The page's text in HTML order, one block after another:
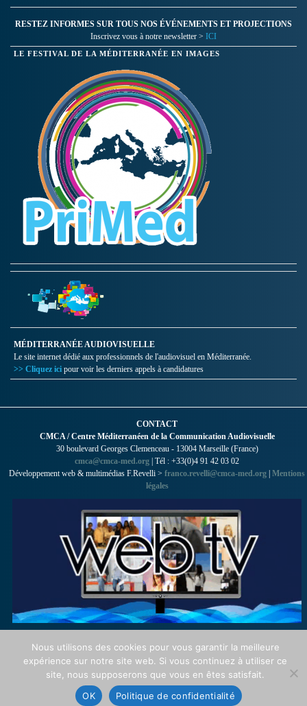
RESTEZ INFORMES SUR TOUS NOS ÉVÉNEMENTS ET PROJECTIONS
Inscrivez vous à notre newsletter > ICI
LE FESTIVAL DE LA MÉDITERRANÉE EN IMAGES
MÉDITERRANÉE AUDIOVISUELLE
Le site internet dédié aux professionnels de l'audiovisuel en Méditerranée.
>> Cliquez ici pour voir les derniers appels à candidatures
CONTACT
CMCA / Centre Méditerranéen de la Communication Audiovisuelle
30 boulevard Georges Clemenceau - 13004 Marseille (France)
cmca@cmca-med.org | Tél : +33(0)4 91 42 03 02
Développement web & multimédias F.Revelli > franco.revelli@cmca-med.org Mentions
légales
Nous utilisons des cookies pour vous garantir la meilleure
expérience sur notre site web. Si vous continuez à utiliser ce
site, nous supposerons que vous en êtes satisfait.
OK
Politique de confidentialité